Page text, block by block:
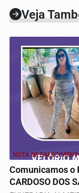
Veja
NOTA DE
Comunicamos o
CARDOSO DOS